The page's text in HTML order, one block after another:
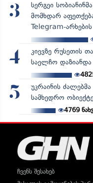
3
სერგეი
მომხდარ
Telegram-
4
კიევზე რუსეთის
საელჩო დაზიანდა
5
უკრაინის
სამხედრო
4769
ჩვენს შესახებ